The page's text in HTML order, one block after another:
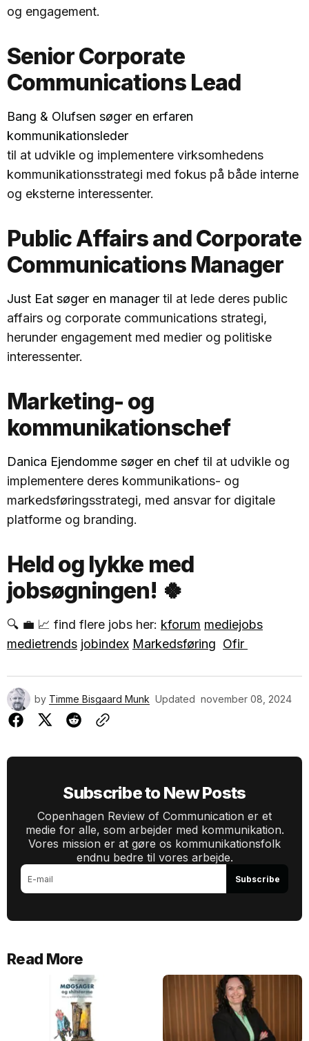
og engagement.
Senior Corporate
Communications Lead
Bang & Olufsen søger en erfaren
kommunikationsleder
til at udvikle og implementere virksomhedens
kommunikationsstrategi med fokus på både interne
og eksterne interessenter.
Public Affairs and Corporate
Communications Manager
Just Eat søger en manager til at lede deres public
affairs og corporate communications strategi,
herunder engagement med medier og politiske
interessenter.
Marketing- og
kommunikationschef
Danica Ejendomme søger en chef til at udvikle og
implementere deres kommunikations- og
markedsføringsstrategi, med ansvar for digitale
platforme og branding.
Held og lykke med
jobsøgningen! 🍀
🔍 💼 📈 find flere jobs her: kforum mediejobs
medietrends jobindex Markedsføring Ofir
by Timme Bisgaard Munk Updated november 08, 2024
Subscribe to New Posts
Copenhagen Review of Communication er et
medie for alle, som arbejder med kommunikation.
Vores mission er at gøre os kommunikationsfolk
endnu bedre til vores arbejde.
Subscribe
Read More